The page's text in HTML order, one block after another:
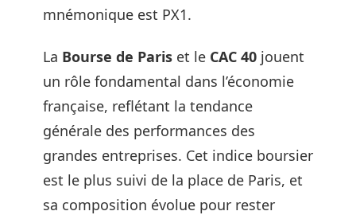
mnémonique est PX1.
La Bourse de Paris et le CAC 40 jouent
un rôle fondamental dans l’économie
française, reflétant la tendance
générale des performances des
grandes entreprises. Cet indice boursier
est le plus suivi de la place de Paris, et
sa composition évolue pour rester